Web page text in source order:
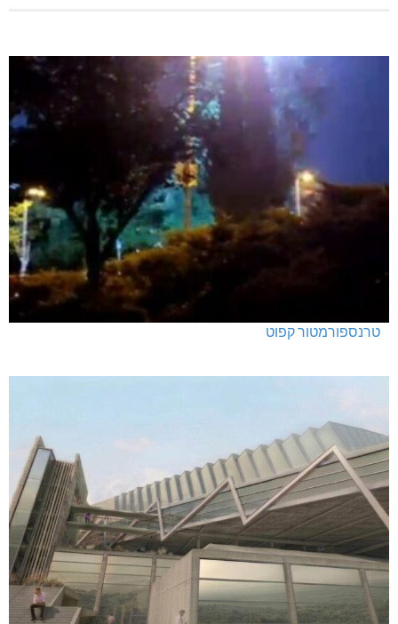
טרנספורמטור קפוט